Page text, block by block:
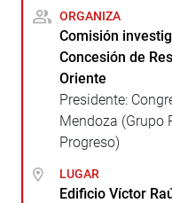
ORGANIZA
Comisión
Concesión de
Oriente
Presidente:
Mendoza (Grupo
Progreso)
LUGAR
Edificio Víctor